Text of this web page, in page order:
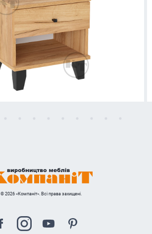
© 2026 «Компаніт». Всі права захищені.